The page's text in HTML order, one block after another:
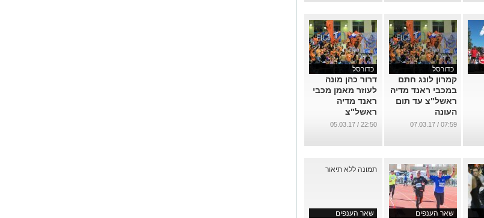
כדורסל
קמרון לונג חתם
במכבי ראנד מדיה
ראשל"צ עד תום
העונה
...
07:59 / 07.03.17
כדורסל
דרור כהן מונה
לעוזר מאמן מכבי
ראנד מדיה
ראשל"צ
...
22:50 / 05.03.17
שאר הענפים שאר הענפים